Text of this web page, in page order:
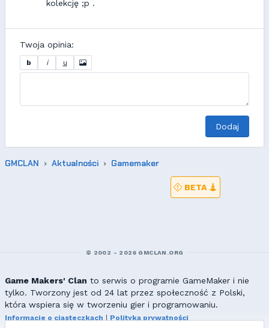
kolekcję ;p .
Twoja opinia:
b i u
Dodaj
GMCLAN Aktualności Gamemaker
BETA
© 2002 - 2026 GMCLAN.ORG
Game Makers' Clan to serwis o programie GameMaker i nie
tylko. Tworzony jest od 24 lat przez społeczność z Polski,
która wspiera się w tworzeniu gier i programowaniu.
Informacje o ciasteczkach
Polityka prywatności